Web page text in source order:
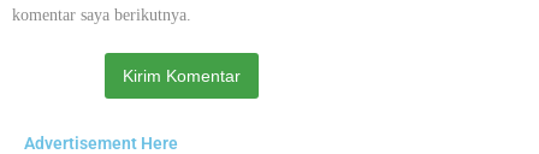
komentar saya berikutnya.
Advertisement Here